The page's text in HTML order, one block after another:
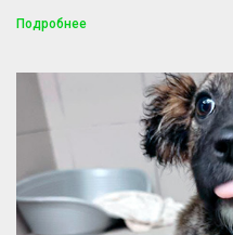
Подробнее